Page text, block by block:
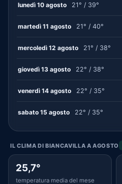
lunedì 10 agosto 21° / 39°
martedì 11 agosto 21° / 40°
mercoledì 12 agosto 21° / 38°
giovedì 13 agosto 22° / 38°
venerdì 14 agosto 22° / 35°
sabato 15 agosto 22° / 35°
IL CLIMA DI BIANCAVILLA A AGOSTO
25,7°
temperatura media del mese